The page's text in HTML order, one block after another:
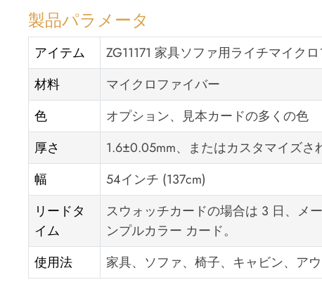
製品パラメータ
アイテム
ZG11171 家具ソファ用ライチマイク
材料
マイクロファイバー
色
オプション、見本カードの多くの色
厚さ
1.6±0.05mm、またはカスタマイズさ
幅
54インチ (137cm)
リードタ
イム
スウォッチカードの場合は 3 日、メ
ンプルカラー カード。
使用法
家具、ソファ、椅子、キャビン、ア